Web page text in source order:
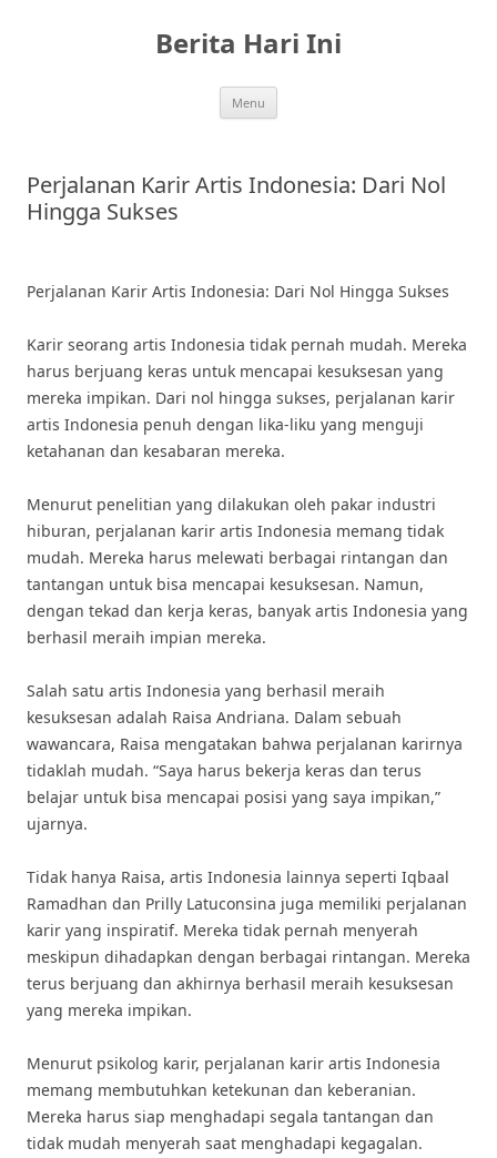
Berita Hari Ini
Menu
Perjalanan Karir Artis Indonesia: Dari Nol
Hingga Sukses
Perjalanan Karir Artis Indonesia: Dari Nol Hingga Sukses
Karir seorang artis Indonesia tidak pernah mudah. Mereka
harus berjuang keras untuk mencapai kesuksesan yang
mereka impikan. Dari nol hingga sukses, perjalanan karir
artis Indonesia penuh dengan lika-liku yang menguji
ketahanan dan kesabaran mereka.
Menurut penelitian yang dilakukan oleh pakar industri
hiburan, perjalanan karir artis Indonesia memang tidak
mudah. Mereka harus melewati berbagai rintangan dan
tantangan untuk bisa mencapai kesuksesan. Namun,
dengan tekad dan kerja keras, banyak artis Indonesia yang
berhasil meraih impian mereka.
Salah satu artis Indonesia yang berhasil meraih
kesuksesan adalah Raisa Andriana. Dalam sebuah
wawancara, Raisa mengatakan bahwa perjalanan karirnya
tidaklah mudah. “Saya harus bekerja keras dan terus
belajar untuk bisa mencapai posisi yang saya impikan,”
ujarnya.
Tidak hanya Raisa, artis Indonesia lainnya seperti Iqbaal
Ramadhan dan Prilly Latuconsina juga memiliki perjalanan
karir yang inspiratif. Mereka tidak pernah menyerah
meskipun dihadapkan dengan berbagai rintangan. Mereka
terus berjuang dan akhirnya berhasil meraih kesuksesan
yang mereka impikan.
Menurut psikolog karir, perjalanan karir artis Indonesia
memang membutuhkan ketekunan dan keberanian.
Mereka harus siap menghadapi segala tantangan dan
tidak mudah menyerah saat menghadapi kegagalan.